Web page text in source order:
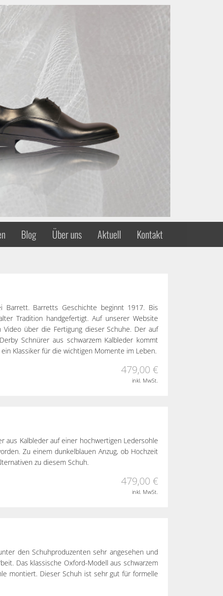
Blog Über uns Aktuell Kontakt
Barrett. Barretts Geschichte beginnt 1917. Bis
Tradition handgefertigt. Auf unserer Website
über die Fertigung dieser Schuhe. Der auf
Schnürer aus schwarzem Kalbleder kommt
Klassiker für die wichtigen Momente im Leben.
479,00 €
inkl. MwSt.
aus Kalbleder auf einer hochwertigen Ledersohle
Zu einem dunkelblauen Anzug, ob Hochzeit
zu diesem Schuh.
479,00 €
inkl. MwSt.
den Schuhproduzenten sehr angesehen und
Das klassische Oxford-Modell aus schwarzem
montiert. Dieser Schuh ist sehr gut für formelle